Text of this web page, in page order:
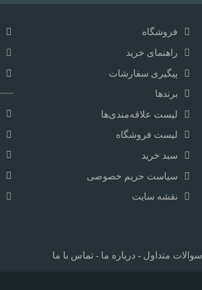
فروشگاه
راهنمای خرید
پیگیری سفارشات
برندها
لیست علاقه‌مندی‌ها
لیست فروشگاه
سبد خرید
سیاست حریم خصوصی
نقشه سایت
سوالات متداول - درباره ما - تماس با ما